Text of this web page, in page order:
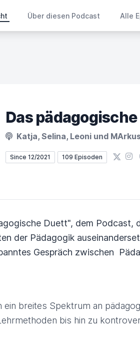
Über diesen Podcast Alle
Das
Katja, Selina, Leoni und
Since 12/2021 109 Episoden X
Duett", dem Podcast,
der Pädagogik
Gespräch zwischen
ein breites Spektrum an
bis hin zu